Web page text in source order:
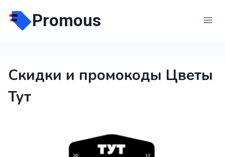
содержимому
Promous
Скидки и промокоды Цветы
Тут